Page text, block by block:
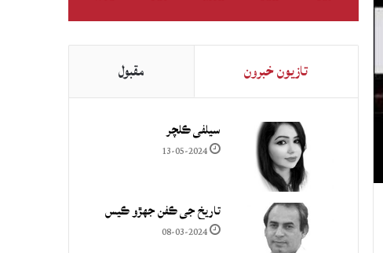
تازيون خبرون مقبول
سيلفي ڪلچر
13-05-2024
تاريخ جي ڪفن جھڙو ڪيس
08-03-2024